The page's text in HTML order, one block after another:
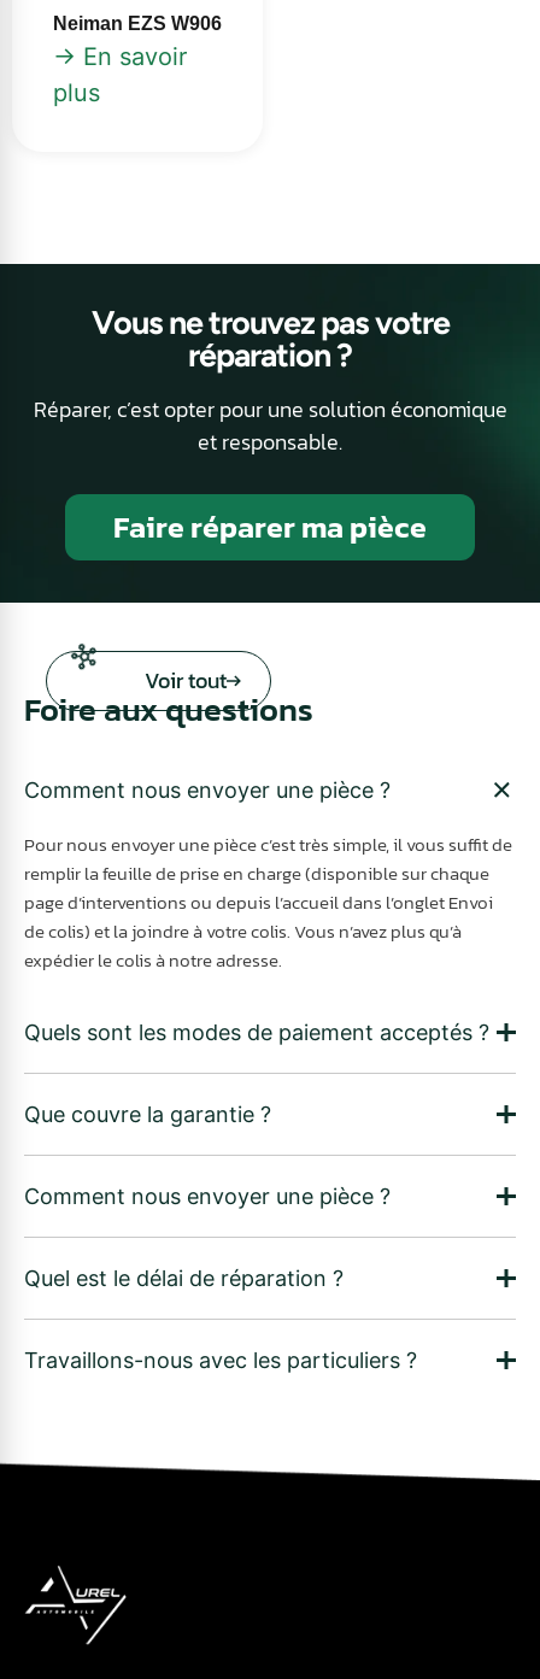
Neiman EZS W906
→ En savoir
plus
Vous ne trouvez pas votre
réparation ?
Réparer, c’est opter pour une solution économique
et responsable.
Faire réparer ma pièce
Voir tout
Foire aux questions
Comment nous envoyer une pièce ?
Pour nous envoyer une pièce c’est très simple, il vous suffit de
remplir la feuille de prise en charge (disponible sur chaque
page d’interventions ou depuis l’accueil dans l’onglet Envoi
de colis) et la joindre à votre colis. Vous n’avez plus qu’à
expédier le colis à notre adresse.
Quels sont les modes de paiement acceptés ?
Que couvre la garantie ?
Comment nous envoyer une pièce ?
Quel est le délai de réparation ?
Travaillons-nous avec les particuliers ?